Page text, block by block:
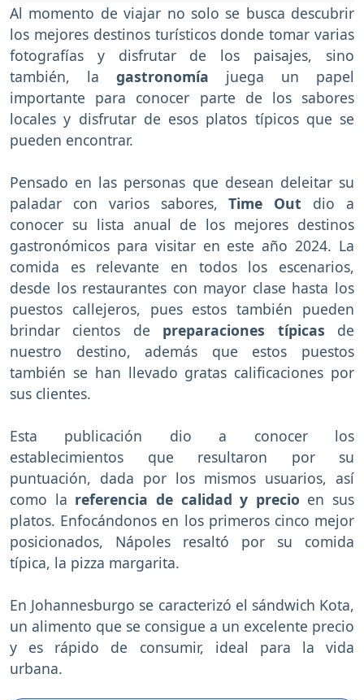
Al momento de viajar no solo se busca descubrir
los mejores destinos turísticos donde tomar varias
fotografías y disfrutar de los paisajes, sino
también, la gastronomía juega un papel
importante para conocer parte de los sabores
locales y disfrutar de esos platos típicos que se
pueden encontrar.
Pensado en las personas que desean deleitar su
paladar con varios sabores,Time Out dio a
conocer su lista anual de los mejores destinos
gastronómicos para visitar en este año 2024. La
comida es relevante en todos los escenarios,
desde los restaurantes con mayor clase hasta los
puestos callejeros, pues estos también pueden
brindar cientos de preparaciones típicas de
nuestro destino, además que estos puestos
también se han llevado gratas calificaciones por
sus clientes.
Esta publicación dio a conocer los
establecimientos que resultaron por su
puntuación, dada por los mismos usuarios, así
como la referencia de calidad y precio en sus
platos. Enfocándonos en los primeros cinco mejor
posicionados, Nápoles resaltó por su comida
típica, la pizza margarita.
En Johannesburgo se caracterizó el sándwich Kota,
un alimento que se consigue a un excelente precio
y es rápido de consumir, ideal para la vida
urbana.